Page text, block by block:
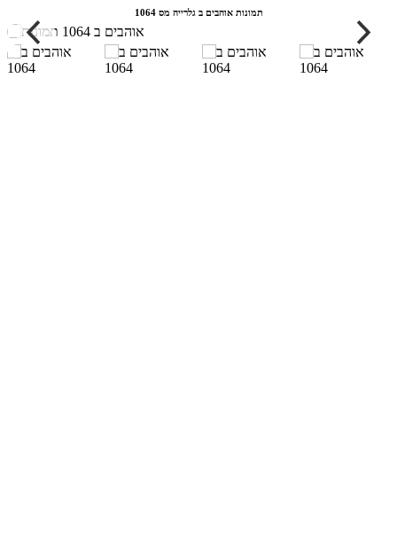
תמונות אוהבים ב גלרייה מס 1064